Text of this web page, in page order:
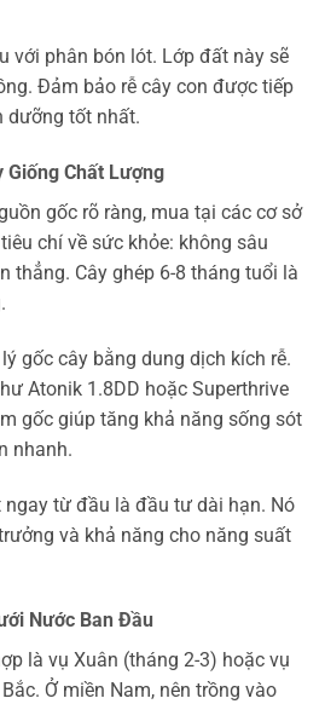
với phân bón lót. Lớp đất này sẽ
Đảm bảo rễ cây con được tiếp
dưỡng tốt nhất.
Giống Chất Lượng
gốc rõ ràng, mua tại các cơ sở
chí về sức khỏe: không sâu
thẳng. Cây ghép 6-8 tháng tuổi là
gốc cây bằng dung dịch kích rễ.
Atonik 1.8DD hoặc Superthrive
gốc giúp tăng khả năng sống sót
nhanh.
từ đầu là đầu tư dài hạn. Nó
và khả năng cho năng suất
Nước Ban Đầu
là vụ Xuân (tháng 2-3) hoặc vụ
Ở miền Nam, nên trồng vào